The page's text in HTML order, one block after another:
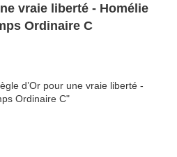
vraie liberté - Homélie
Ordinaire C